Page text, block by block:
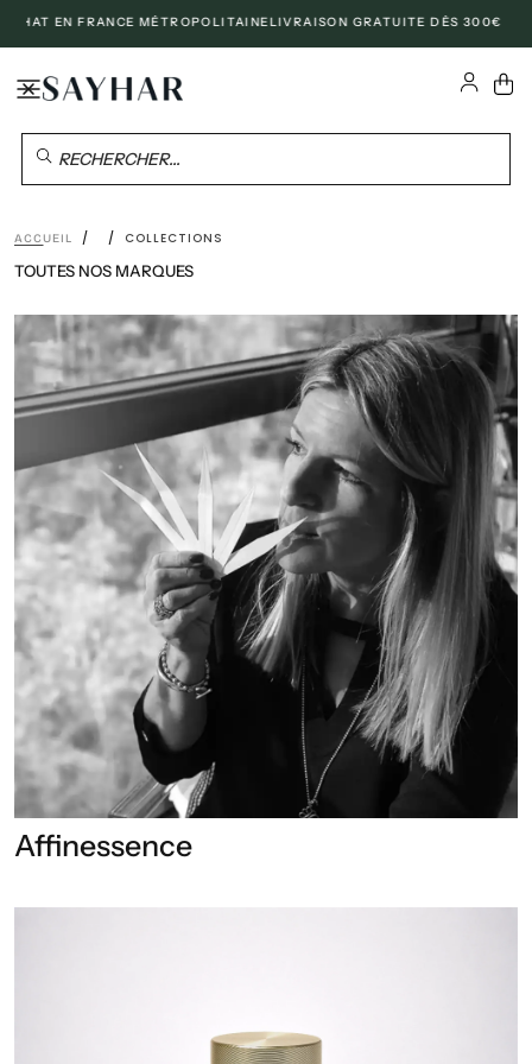
PASSER
CONTENU
MÉTROPOLITAINELIVRAISON GRATUITE DÈS 300€ D'ACHAT À
RECHERCHER...
ACCUEIL / / COLLECTIONS
TOUTES NOS MARQUES
Affinessence